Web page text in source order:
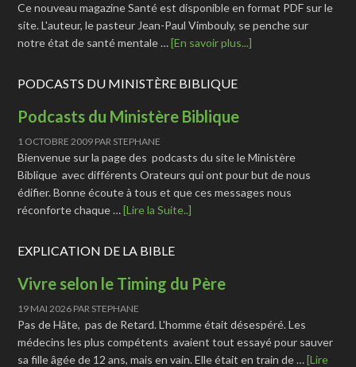
Ce nouveau magazine Santé est disponible en format PDF sur le
site. L'auteur, le pasteur Jean-Paul Vimbouly, se penche sur
notre état de santé mentale …[En savoir plus...]
PODCASTS DU MINISTÈRE BIBLIQUE
Podcasts du Ministère Biblique
1 OCTOBRE 2009 PAR STEPHANE
Bienvenue sur la page des podcasts du site le Ministère
Biblique avec différents Orateurs qui ont pour but de nous
édifier. Bonne écoute à tous et que ces messages nous
réconforte chaque …[Lire la Suite..]
EXPLICATION DE LA BIBLE
Vivre selon le Timing du Père
19 MAI 2026 PAR STEPHANE
Pas de Hâte, pas de Retard. L'homme était désespéré. Les
médecins les plus compétents avaient tout essayé pour sauver
sa fille âgée de 12 ans, mais en vain. Elle était en train de …[Lire